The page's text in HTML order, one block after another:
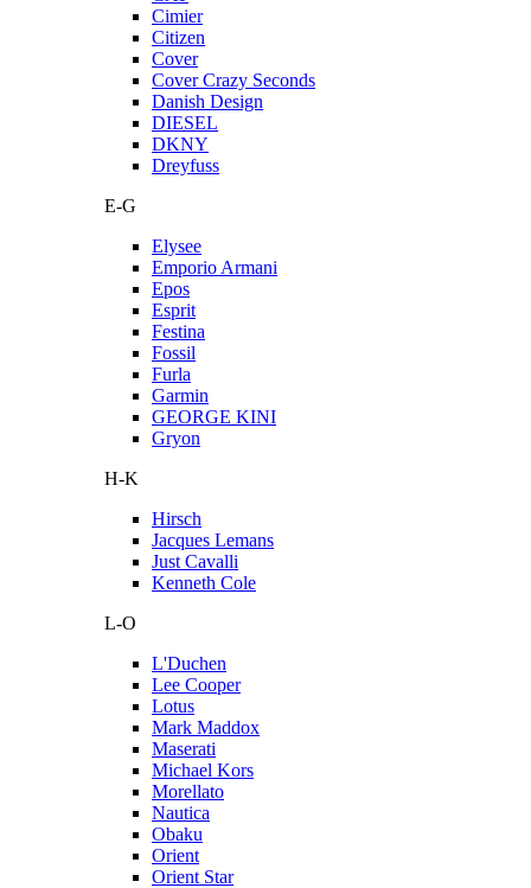
Cimier
Citizen
Cover
Cover Crazy Seconds
Danish Design
DIESEL
DKNY
Dreyfuss
E-G
Elysee
Emporio Armani
Epos
Esprit
Festina
Fossil
Furla
Garmin
GEORGE KINI
Gryon
H-K
Hirsch
Jacques Lemans
Just Cavalli
Kenneth Cole
L-O
L'Duchen
Lee Cooper
Lotus
Mark Maddox
Maserati
Michael Kors
Morellato
Nautica
Obaku
Orient
Orient Star